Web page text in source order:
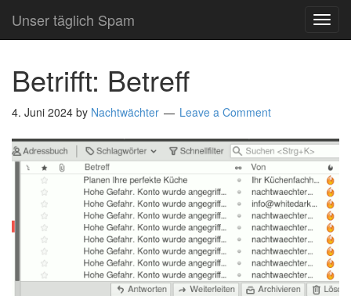
Unser täglich Spam
Betrifft: Betreff
4. Juni 2024 by Nachtwächter Leave a Comment